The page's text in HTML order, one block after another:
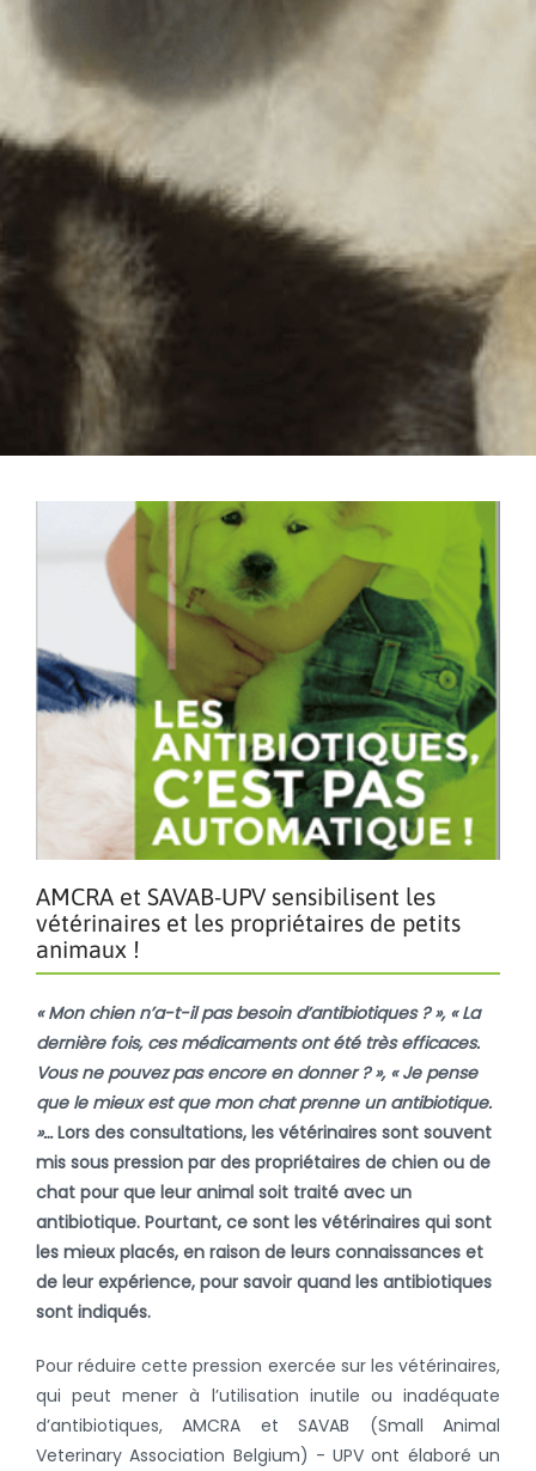
AMCRA et SAVAB-UPV sensibilisent les
vétérinaires et les propriétaires de petits
animaux !
« Mon chien n’a-t-il pas besoin d’antibiotiques ? », « La
dernière fois, ces médicaments ont été très efficaces.
Vous ne pouvez pas encore en donner ? », « Je pense
que le mieux est que mon chat prenne un antibiotique.
»…Lors des consultations, les vétérinaires sont souvent
mis sous pression par des propriétaires de chien ou de
chat pour que leur animal soit traité avec un
antibiotique. Pourtant, ce sont les vétérinaires qui sont
les mieux placés, en raison de leurs connaissances et
de leur expérience, pour savoir quand les antibiotiques
sont indiqués.
Pour réduire cette pression exercée sur les vétérinaires,
qui peut mener à l’utilisation inutile ou inadéquate
d’antibiotiques, AMCRA et SAVAB (Small Animal
Veterinary Association Belgium) - UPV ont élaboré un